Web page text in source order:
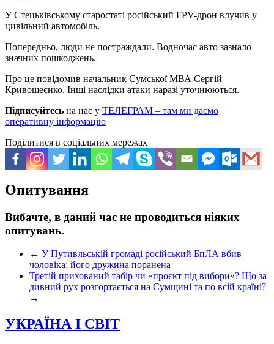
У Стецьківському старостаті російський FPV-дрон влучив у
цивільний автомобіль.
Попередньо, люди не постраждали. Водночас авто зазнало
значних пошкоджень.
Про це повідомив начальник Сумської МВА Сергій
Кривошеєнко. Інші наслідки атаки наразі уточнюються.
Підписуйтесь на нас у ТЕЛЕГРАМ – там ми даємо
оперативну інформацію
Поділитися в соціальних мережах
Опитування
Вибачте, в даний час не проводиться ніяких
опитувань.
← У Путивльській громаді російський БпЛА вбив
чоловіка: його дружина поранена
Третій прихований табір чи «проєкт під вибори»? Що за
дивний рух розгортається на Сумщині та по всій країні?
→
УКРАЇНА І СВІТ